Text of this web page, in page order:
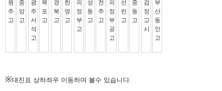
※대진표 상하좌우 이동하며 볼수 있습니다.